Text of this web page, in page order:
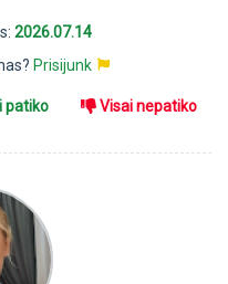
2026.07.14
Prisijunk
patiko Visai nepatiko